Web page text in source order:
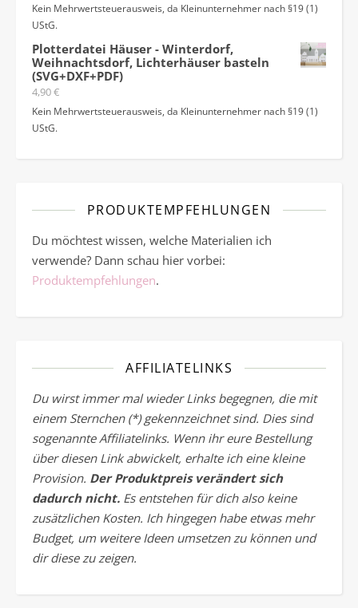
Kein Mehrwertsteuerausweis, da Kleinunternehmer nach §19 (1)
UStG.
Plotterdatei Häuser - Winterdorf,
Weihnachtsdorf, Lichterhäuser basteln
(SVG+DXF+PDF)
4,90€
Kein Mehrwertsteuerausweis, da Kleinunternehmer nach §19 (1)
UStG.
PRODUKTEMPFEHLUNGEN
Du möchtest wissen, welche Materialien ich
verwende? Dann schau hier vorbei:
Produktempfehlungen.
AFFILIATELINKS
Du wirst immer mal wieder Links begegnen, die mit
einem Sternchen (*) gekennzeichnet sind. Dies sind
sogenannte Affiliatelinks. Wenn ihr eure Bestellung
über diesen Link abwickelt, erhalte ich eine kleine
Provision. Der Produktpreis verändert sich
dadurch nicht. Es entstehen für dich also keine
zusätzlichen Kosten. Ich hingegen habe etwas mehr
Budget, um weitere Ideen umsetzen zu können und
dir diese zu zeigen.